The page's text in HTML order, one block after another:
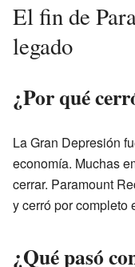
El fin de
legado
¿Por qué
La Gran Depresión
economía. Muchas
cerrar. Paramount
y cerró por completo
¿Qué pasó